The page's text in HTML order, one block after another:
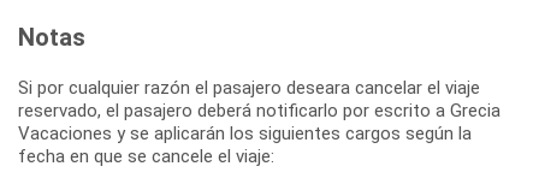
Notas
Si por cualquier razón el pasajero deseara cancelar el viaje
reservado, el pasajero deberá notificarlo por escrito a Grecia
Vacaciones y se aplicarán los siguientes cargos según la
fecha en que se cancele el viaje: